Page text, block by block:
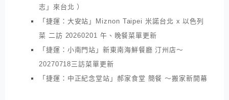
志」來台北 ）
「捷運：大安站」Miznon Taipei 米諾台北 x 以色列
菜 二訪 20260201 午、晚餐菜單更新
「捷運：小南門站」新東南海鮮餐廳 汀州店～
20270718三訪菜單更新
「捷運：中正紀念堂站」郝家食堂 簡餐 ～搬家新開幕